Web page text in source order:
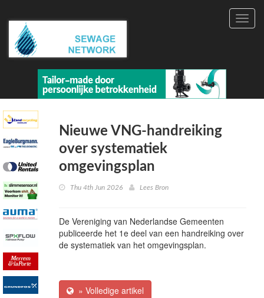
Nieuwe VNG-handreiking
over systematiek
omgevingsplan
Thu 4th Jun 2026 Lees Bron
De Vereniging van Nederlandse Gemeenten
publiceerde het 1e deel van een handreiking over
de systematiek van het omgevingsplan.
» Volledige artikel